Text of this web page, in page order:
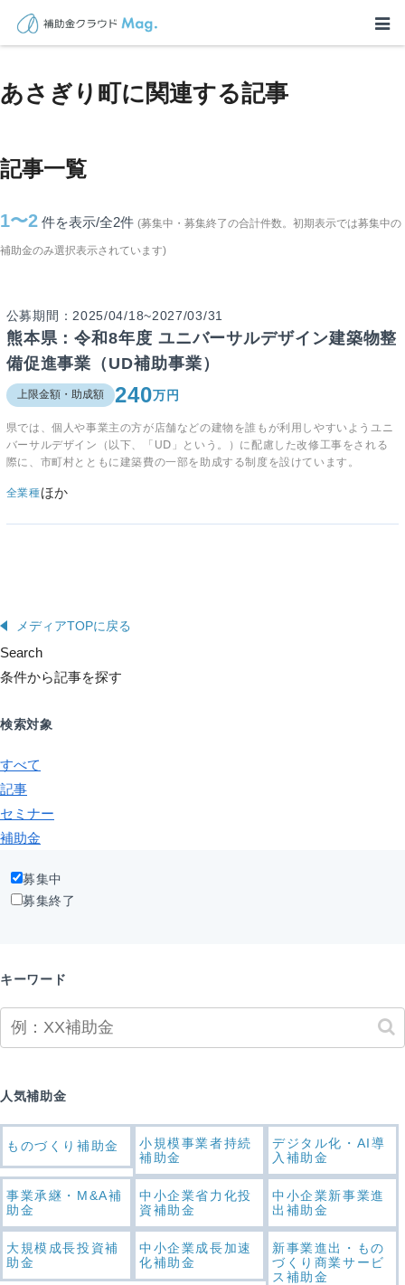
TOP > 補助金・助成金詳細>熊本県
あさぎり町に関連する記事
記事一覧
1〜2 件を表示/全2件 (募集中・募集終了の合計件数。初期表示では募集中の
補助金のみ選択表示されています)
公募期間：2025/04/18~2027/03/31
熊本県：令和8年度 ユニバーサルデザイン建築物整
備促進事業（UD補助事業）
上限金額・助成額 240万円
県では、個人や事業主の方が店舗などの建物を誰もが利用しやすいようユニ
バーサルデザイン（以下、「UⅮ」という。）に配慮した改修工事をされる
際に、市町村とともに建築費の一部を助成する制度を設けています。
全業種ほか
メディアTOPに戻る
Search
条件から記事を探す
検索対象
すべて
記事
セミナー
補助金
募集中
募集終了
キーワード
人気補助金
ものづくり補助金
小規模事業者持続
補助金
デジタル化・AI導
入補助金
事業承継・M&A補
助金
中小企業省力化投
資補助金
中小企業新事業進
出補助金
大規模成長投資補
助金
中小企業成長加速
化補助金
新事業進出・もの
づくり商業サービ
ス補助金